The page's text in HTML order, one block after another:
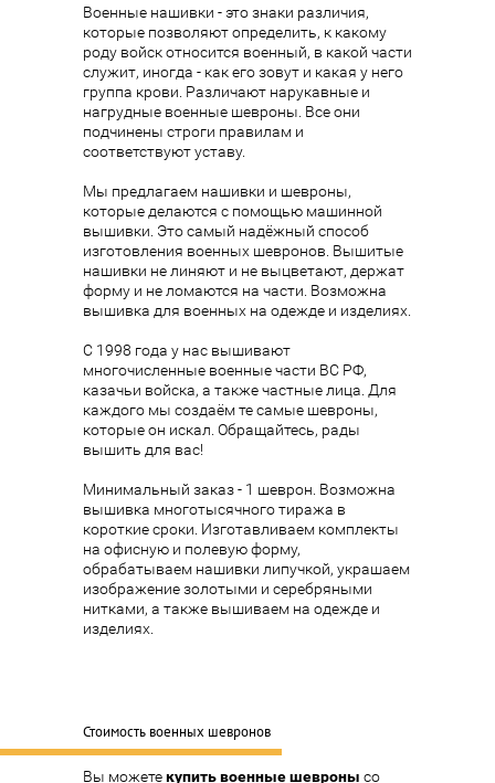
Военные нашивки - это знаки различия,
которые позволяют определить, к какому
роду войск относится военный, в какой части
служит, иногда - как его зовут и какая у него
группа крови. Различают нарукавные и
нагрудные военные шевроны. Все они
подчинены строги правилам и
соответствуют уставу.
Мы предлагаем нашивки и шевроны,
которые делаются с помощью машинной
вышивки . Это самый надёжный способ
изготовления военных шевронов. Вышитые
нашивки не линяют и не выцветают, держат
форму и не ломаются на части. Возможна
вышивка для военных на одежде и изделиях.
С 1998 года у нас вышивают
многочисленные военные части ВС РФ,
казачьи войска, а также частные лица. Для
каждого мы создаём те самые шевроны,
которые он искал. Обращайтесь, рады
вышить для вас!
Минимальный заказ - 1 шеврон. Возможна
вышивка многотысячного тиража в
короткие сроки. Изготавливаем комплекты
на офисную и полевую форму,
обрабатываем нашивки липучкой, украшаем
изображение золотыми и серебряными
нитками, а также вышиваем на одежде и
изделиях.
Стоимость военных шевронов
Вы можетекупить военные шевроны со